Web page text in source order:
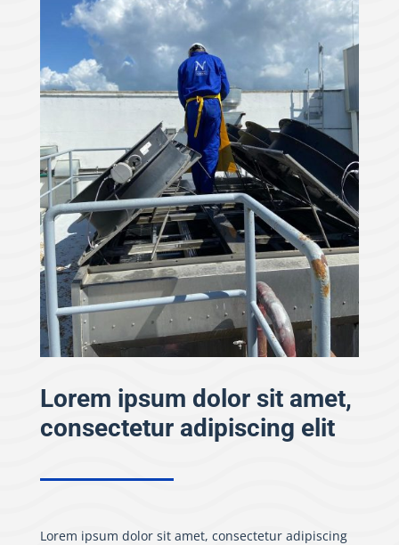
Lorem ipsum dolor sit amet,
consectetur adipiscing elit
Lorem ipsum dolor sit amet, consectetur adipiscing